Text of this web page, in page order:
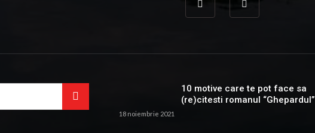
10 motive care te pot face sa
(re)citesti romanul “Ghepardul”
18 noiembrie 2021